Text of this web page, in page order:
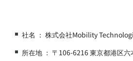
社名 ： 株式会社Mobility
所在地 ： 〒106-6216 東京都港区